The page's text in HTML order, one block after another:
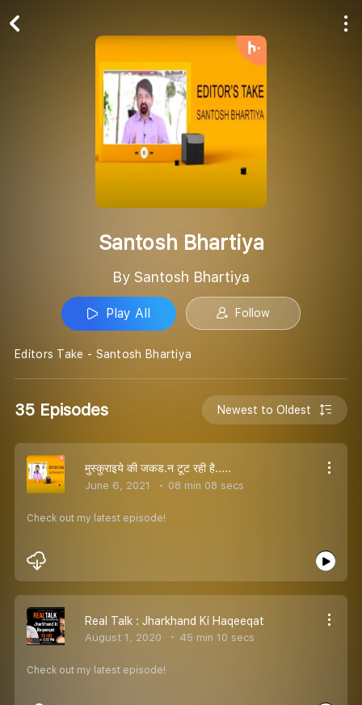
Santosh Bhartiya
By Santosh Bhartiya
Play All Follow
Editors Take - Santosh Bhartiya
35 Episodes Newest to Oldest
मुस्कुराइये की जकड.न टूट रही है.....
June 6, 2021 08 min 08 secs
Check out my latest episode!
Real Talk : Jharkhand Ki Haqeeqat
August 1, 2020 45 min 10 secs
Check out my latest episode!